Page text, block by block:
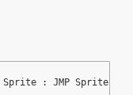
Sprite : JMP Sprite :